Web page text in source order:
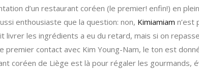
d’un restaurant coréen (le premier! enfin!) en
enthousiaste que la question: non, Kimiamiam n’est
livrer les ingrédients a eu du retard, mais si on
premier contact avec Kim Young-Nam, le ton est
coréen de Liège est là pour régaler les gourmands,